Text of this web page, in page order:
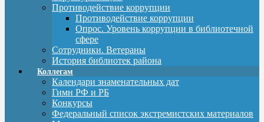
Противодействие коррупции
Противодействие коррупции
Опрос. Уровень коррупции в библиотечной
сфере
Сотрудники. Ветераны
История библиотек района
Коллегам
Календари знаменательных дат
Гимн РФ и РБ
Конкурсы
Федеральный список экстремистских материалов